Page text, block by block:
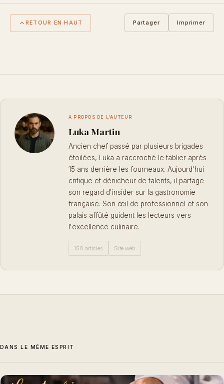
RETOUR EN HAUT Partager Imprimer
À PROPOS DE L'AUTEUR
Luka Martin
Ancien chef passé par plusieurs brigades
étoilées, Luka a raccroché le tablier après
15 ans derrière les fourneaux. Aujourd'hui
critique et dénicheur de talents, il partage
son regard d'insider sur la gastronomie
française. Son œil de professionnel et son
palais affûté guident les lecteurs vers
l'excellence culinaire.
150 articles Site web
DANS LE MÊME ESPRIT